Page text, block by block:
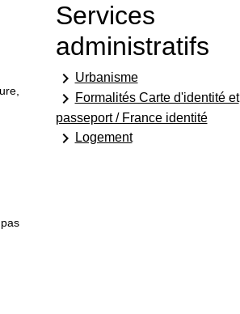
Services
administratifs
keyboard_arrow_rightUrbanisme
keyboard_arrow_rightFormalités Carte d'identité et
passeport / France identité
keyboard_arrow_right Logement